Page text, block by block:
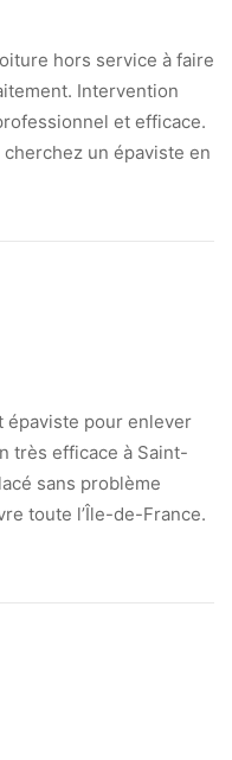
hors service à faire
Intervention
et efficace.
un épaviste en
épaviste pour enlever
très efficace à Saint-
sans problème
toute l’Île-de-France.